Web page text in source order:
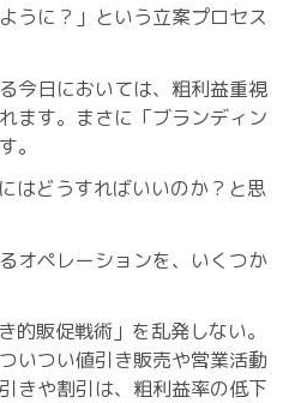
うに？」という立案プロセス
今日においては、粗利益重視
ます。まさに「ブランディン
。
はどうすればいいのか？と思
オペレーションを、いくつか
販促戦術」を乱発しない。
いつい値引き販売や営業活動
きや割引は、粗利益率の低下